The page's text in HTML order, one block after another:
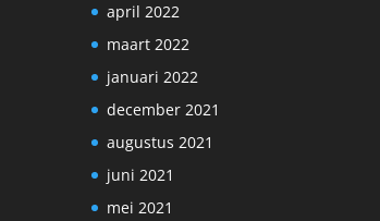
april 2022
maart 2022
januari 2022
december 2021
augustus 2021
juni 2021
mei 2021